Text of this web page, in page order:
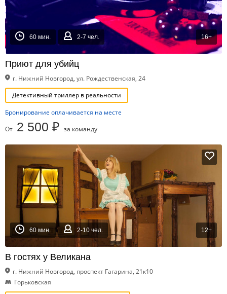
60 мин. 2-7 чел. 16+
Приют для убийц
г. Нижний Новгород, ул. Рождественская, 24
Детективный триллер в реальности
Бронирование оплачивается на месте
От 2 500 ₽ за команду
60 мин. 2-10 чел. 12+
В гостях у Великана
г. Нижний Новгород, проспект Гагарина, 21к10
Горьковская